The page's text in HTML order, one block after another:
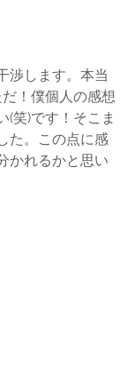
渉します。本当
！僕個人の感想
(笑)です！そこま
た。この点に感
かれるかと思い